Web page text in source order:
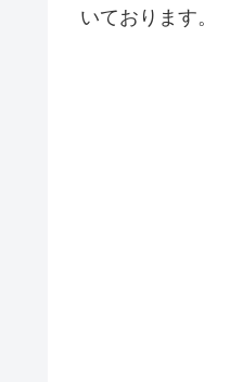
いております。